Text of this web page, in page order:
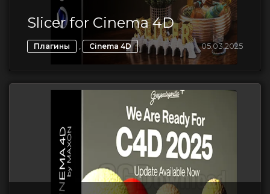
Slicer for Cinema 4D
Плагины , Cinema 4D 05.03.2025